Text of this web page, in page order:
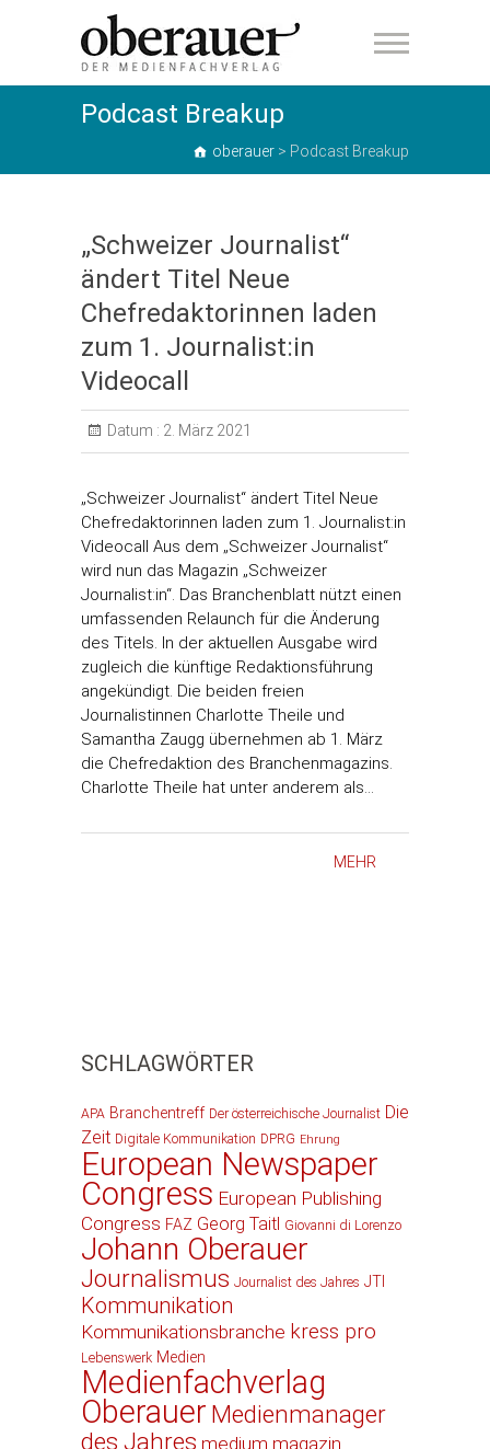
oberauer
Podcast Breakup
oberauer > Podcast Breakup
„Schweizer Journalist“
ändert Titel Neue
Chefredaktorinnen laden
zum 1. Journalist:in
Videocall
Datum : 2. März 2021
„Schweizer Journalist“ ändert Titel Neue
Chefredaktorinnen laden zum 1. Journalist:in
Videocall Aus dem „Schweizer Journalist“
wird nun das Magazin „Schweizer
Journalist:in“. Das Branchenblatt nützt einen
umfassenden Relaunch für die Änderung
des Titels. In der aktuellen Ausgabe wird
zugleich die künftige Redaktionsführung
angekündigt. Die beiden freien
Journalistinnen Charlotte Theile und
Samantha Zaugg übernehmen ab 1. März
die Chefredaktion des Branchenmagazins.
Charlotte Theile hat unter anderem als…
MEHR
SCHLAGWÖRTER
APA Branchentreff Der österreichische Journalist Die
Zeit Digitale Kommunikation DPRG Ehrung
European Newspaper
Congress European Publishing
Congress FAZ Georg Taitl Giovanni di Lorenzo
Johann Oberauer
Journalismus Journalist des Jahres JTI
Kommunikation
Kommunikationsbranche kress pro
Lebenswerk Medien
Medienfachverlag
Oberauer Medienmanager
des Jahres medium magazin